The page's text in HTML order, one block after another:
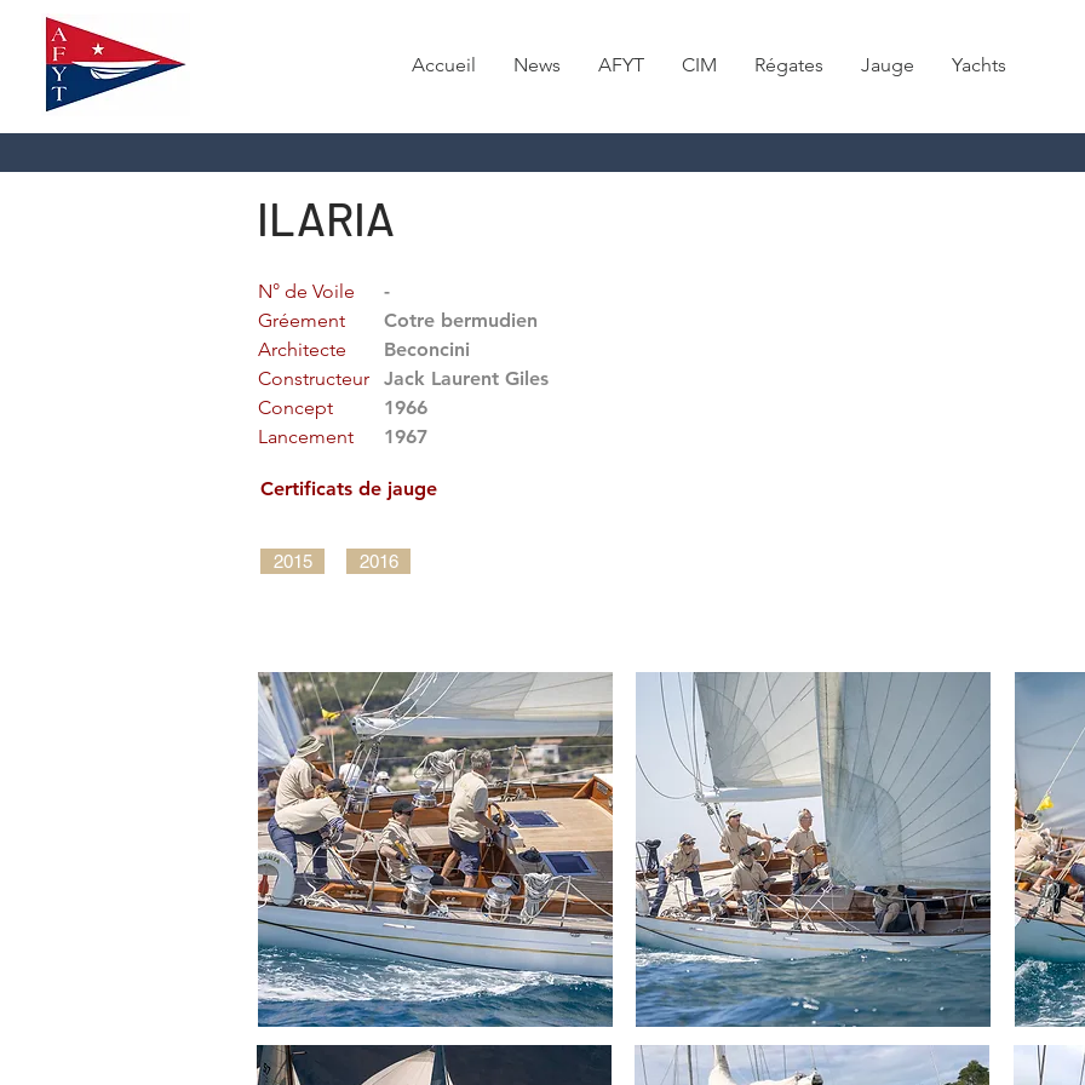
Accueil News AFYT CIM Régates Jauge Yachts
ILARIA
N° de Voile
-
Gréement
Cotre bermudien
Architecte
Beconcini
Constructeur
Jack Laurent Giles
Concept
1966
Lancement
1967
Certificats de jauge
2015 2016